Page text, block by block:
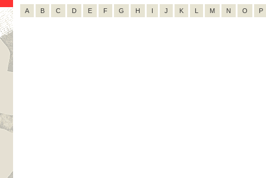
A B C D E F G H I J K L M N O P